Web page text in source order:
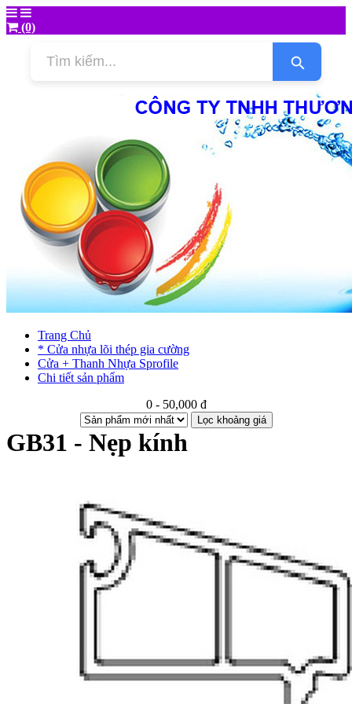
(0)
Trang Chủ
* Cửa nhựa lõi thép gia cường
Cửa + Thanh Nhựa Sprofile
Chi tiết sản phẩm
0 - 50,000 đ
Lọc khoảng giá
GB31 - Nẹp kính